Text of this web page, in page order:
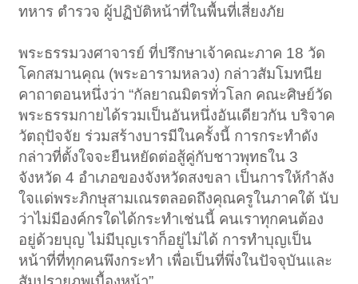
ทหาร ตำรวจ ผู้ปฏิบัติหน้าที่ในพื้นที่เสี่ยงภัย
พระธรรมวงศาจารย์ ที่ปรึกษาเจ้าคณะภาค 18 วัด
โคกสมานคุณ (พระอารามหลวง) กล่าวสัมโมทนีย
คาถาตอนหนึ่งว่า “กัลยาณมิตรทั่วโลก คณะศิษย์วัด
พระธรรมกายได้รวมเป็นอันหนึ่งอันเดียวกัน บริจาค
วัตถุปัจจัย ร่วมสร้างบารมีในครั้งนี้ การกระทำดัง
กล่าวที่ตั้งใจจะยืนหยัดต่อสู้คู่กับชาวพุทธใน 3
จังหวัด 4 อำเภอของจังหวัดสงขลา เป็นการให้กำลัง
ใจแด่พระภิกษุสามเณรตลอดถึงคุณครูในภาคใต้ นับ
ว่าไม่มีองค์กรใดได้กระทำเช่นนี้ คนเราทุกคนต้อง
อยู่ด้วยบุญ ไม่มีบุญเราก็อยู่ไม่ได้ การทำบุญเป็น
หน้าที่ที่ทุกคนพึงกระทำ เพื่อเป็นที่พึ่งในปัจจุบันและ